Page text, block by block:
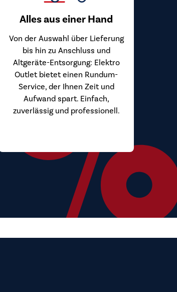
Alles aus einer Hand
Von der Auswahl über Lieferung
bis hin zu Anschluss und
Altgeräte-Entsorgung: Elektro
Outlet bietet einen Rundum-
Service, der Ihnen Zeit und
Aufwand spart. Einfach,
zuverlässig und professionell.